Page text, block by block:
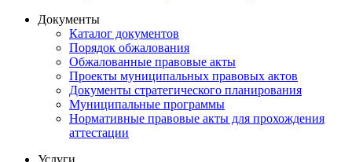
Документы
Каталог документов
Порядок обжалования
Обжалованные правовые акты
Проекты муниципальных правовых актов
Документы стратегического планирования
Муниципальные программы
Нормативные правовые акты для прохождения
аттестации
Услуги